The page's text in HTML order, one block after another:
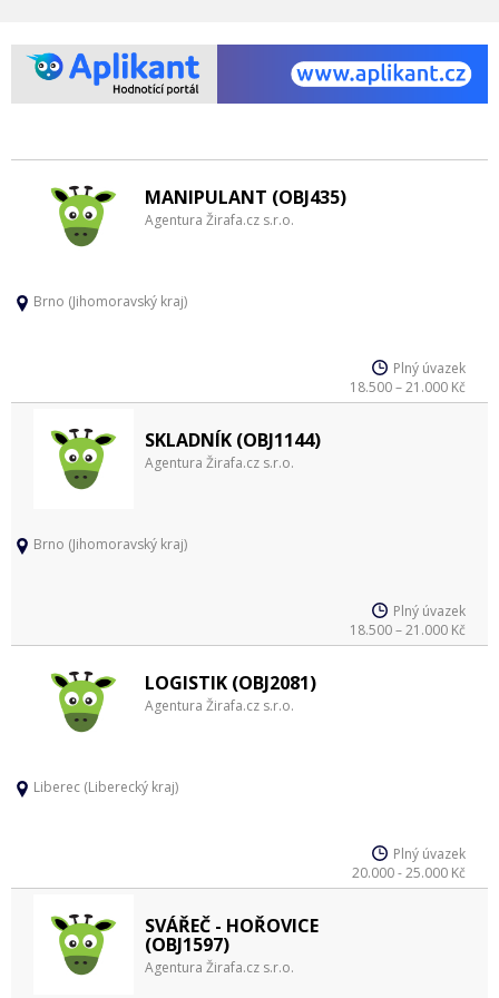
MANIPULANT (OBJ435)
Agentura Žirafa.cz s.r.o.
Brno (Jihomoravský kraj)
Plný úvazek
18.500 – 21.000 Kč
SKLADNÍK (OBJ1144)
Agentura Žirafa.cz s.r.o.
Brno (Jihomoravský kraj)
Plný úvazek
18.500 – 21.000 Kč
LOGISTIK (OBJ2081)
Agentura Žirafa.cz s.r.o.
Liberec (Liberecký kraj)
Plný úvazek
20.000 - 25.000 Kč
SVÁŘEČ - HOŘOVICE
(OBJ1597)
Agentura Žirafa.cz s.r.o.